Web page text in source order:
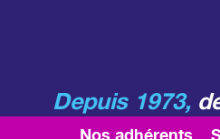
Depuis 1973,
Nos adhérents